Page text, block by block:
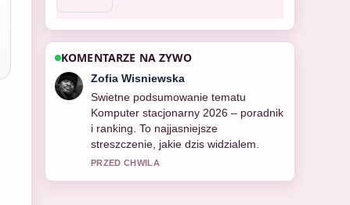
KOMENTARZE NA ZYWO
Piotr Zielinski
Sledze Desigual: hiszpańska moda,
kontrowersje, rozmiary | Fakty na
biezaco i doceniam wywazony ton.
3 MIN TEMU